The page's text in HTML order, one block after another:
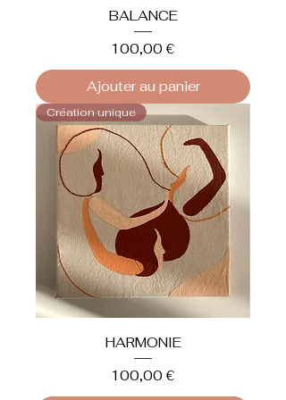
BALANCE
Prix
100,00 €
Ajouter au panier
Création unique
HARMONIE
Prix
100,00 €